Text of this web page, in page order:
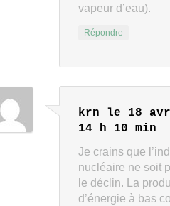
vapeur d’eau).
Répondre
krn
le 18
14 h 10 min
Je crains que
nucléaire ne soit
le déclin. La
d’énergie à bas